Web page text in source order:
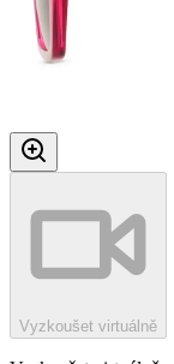
Vyzkoušet virtuálně